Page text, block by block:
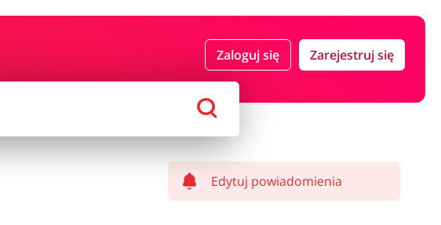
Zaloguj się Zarejestruj się
Edytuj powiadomienia